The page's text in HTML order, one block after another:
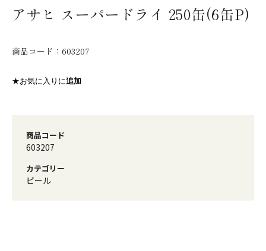
アサヒ スーパードライ 250缶(6缶P)
商品コード： 603207
★お気に入りに追加
商品コード
603207
カテゴリー
ビール